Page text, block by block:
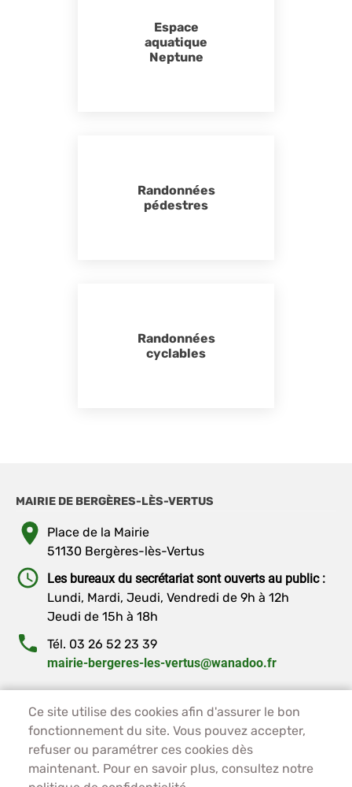
Espace
aquatique
Neptune
Randonnées
pédestres
Randonnées
cyclables
MAIRIE DE BERGÈRES-LÈS-VERTUS
Place de la Mairie
51130 Bergères-lès-Vertus
Les bureaux du secrétariat sont ouverts au public :
Lundi, Mardi, Jeudi, Vendredi de 9h à 12h
Jeudi de 15h à 18h
Tél. 03 26 52 23 39
mairie-bergeres-les-vertus@wanadoo.fr
Ce site utilise des cookies afin d'assurer le bon
fonctionnement du site. Vous pouvez accepter,
refuser ou paramétrer ces cookies dès
maintenant. Pour en savoir plus, consultez notre
PIED DE PAGE - BERGÈRES-LES-VERTUS
ACCUEIL
PLAN DU SITE
CONTACT
MENTIONS LÉGALES